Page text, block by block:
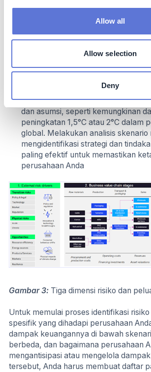
Allow all
Allow selection
Deny
distribusi, penjualan, dan akhir masa
memungkinkan Anda untuk
Skenario iklim: Anda harus
berbeda. Skenario ini memodelkan
kondisi dunia di masa depan dalam
dan asumsi, seperti kemungkinan
peningkatan 1,5°C atau 2°C dalam
global. Melakukan analisis skenario
mengidentifikasi strategi dan
paling efektif untuk memastikan
perusahaan Anda
Gambar 3: Tiga dimensi risiko dan
Untuk memulai proses identifikasi
spesifik yang dihadapi perusahaan
dampak keuangannya di bawah
berbeda, dan bagaimana perusahaan
mengantisipasi atau mengelola
tersebut, Anda harus membuat daftar